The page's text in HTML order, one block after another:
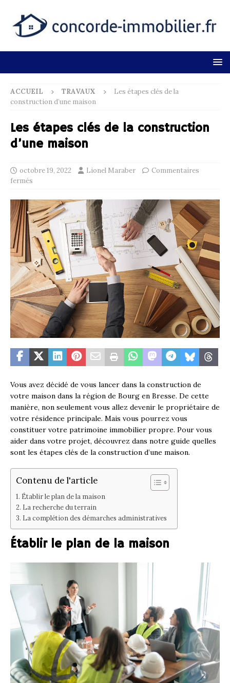
ACCUEIL TRAVAUX
Les étapes clés de la
construction d’une maison
Les étapes clés de la construction
d’une maison
octobre 19, 2022 Lionel Maraber
Commentaires
fermés
Vous avez décidé de vous lancer dans la construction de
votre maison dans la région de Bourg en Bresse. De cette
manière, non seulement vous allez devenir le propriétaire de
votre résidence principale. Mais vous pourrez vous
constituer votre patrimoine immobilier propre. Pour vous
aider dans votre projet, découvrez dans notre guide quelles
sont les étapes clés de la construction d’une maison.
Contenu de l'article
Établir le plan de la maison
La recherche du terrain
La complétion des démarches administratives
Établir le plan de la maison